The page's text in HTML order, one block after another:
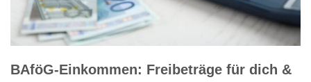
BAföG-Einkommen: Freibeträge für dich &